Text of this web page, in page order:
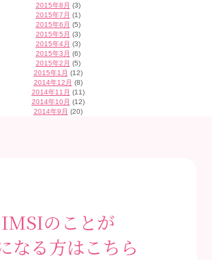
2015年8月 (3)
2015年7月 (1)
2015年6月 (5)
2015年5月 (3)
2015年4月 (3)
2015年3月 (6)
2015年2月 (5)
2015年1月 (12)
2014年12月 (8)
2014年11月 (11)
2014年10月 (12)
2014年9月 (20)
IMSIのことが
なる方はこちら